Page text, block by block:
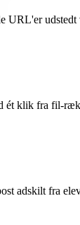
URL'er
ét klik fra fil-
adskilt fra